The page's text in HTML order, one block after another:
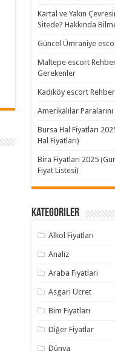
Kartal ve Yakın
Sitede? Hakkında
Güncel Ümraniye
Maltepe escort
Gerekenler
Kadıköy escort
Amerikalılar
Bursa Hal Fiyatları
Hal Fiyatları)
Bira Fiyatları 2025
Fiyat Listesi)
Kategoriler
Alkol Fiyatları
Analiz
Araba Fiyatları
Asgari Ücret
Bim Fiyatları
Diğer Fiyatlar
Dünya